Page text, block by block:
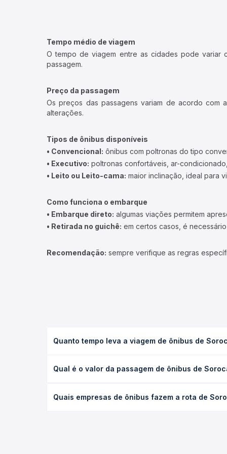
Tempo médio de viagem
O tempo de viagem entre as cidades pode variar
passagem.
Preço da passagem
Os preços das passagens variam de acordo com
alterações.
Tipos de ônibus disponíveis
• Convencional: ônibus com poltronas do tipo
• Executivo: poltronas confortáveis, ar-
• Leito ou Leito-cama: maior inclinação, ideal para
Como funciona o embarque
• Embarque direto: algumas viações permitem
• Retirada no guichê: em certos casos, é
Recomendação: sempre verifique as regras
Quanto tempo leva a viagem de ônibus de
e as condições de tráfego. Na Quero Passagem
Qual é o valor da passagem de ônibus de
antecedência da compra. Na Quero Passagem
Quais empresas de ônibus fazem a rota de